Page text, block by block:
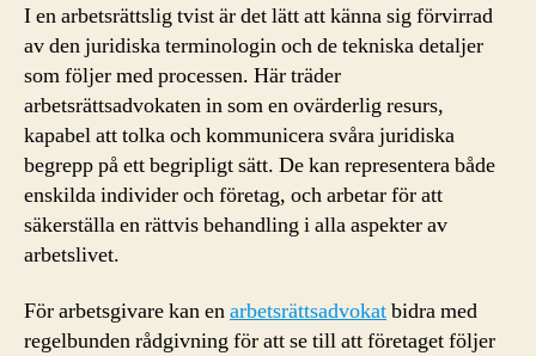
I en arbetsrättslig tvist är det lätt att känna sig förvirrad
av den juridiska terminologin och de tekniska detaljer
som följer med processen. Här träder
arbetsrättsadvokaten in som en ovärderlig resurs,
kapabel att tolka och kommunicera svåra juridiska
begrepp på ett begripligt sätt. De kan representera både
enskilda individer och företag, och arbetar för att
säkerställa en rättvis behandling i alla aspekter av
arbetslivet.
För arbetsgivare kan enarbetsrättsadvokatbidra med
regelbunden rådgivning för att se till att företaget följer